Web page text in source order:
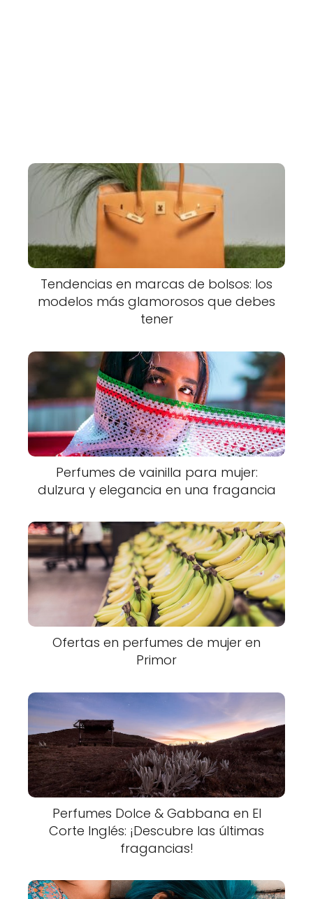
Tendencias en marcas de bolsos: los
modelos más glamorosos que debes
tener
Perfumes de vainilla para mujer:
dulzura y elegancia en una fragancia
Ofertas en perfumes de mujer en
Primor
Perfumes Dolce & Gabbana en El
Corte Inglés: ¡Descubre las últimas
fragancias!